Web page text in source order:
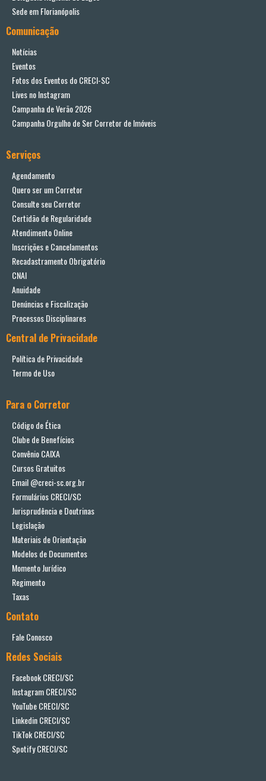
Sede em Florianópolis
Comunicação
Notícias
Eventos
Fotos dos Eventos do CRECI-SC
Lives no Instagram
Campanha de Verão 2026
Campanha Orgulho de Ser Corretor de Imóveis
Serviços
Agendamento
Quero ser um Corretor
Consulte seu Corretor
Certidão de Regularidade
Atendimento Online
Inscrições e Cancelamentos
Recadastramento Obrigatório
CNAI
Anuidade
Denúncias e Fiscalização
Processos Disciplinares
Central de Privacidade
Política de Privacidade
Termo de Uso
Para o Corretor
Código de Ética
Clube de Benefícios
Convênio CAIXA
Cursos Gratuitos
Email @creci-sc.org.br
Formulários CRECI/SC
Jurisprudência e Doutrinas
Legislação
Materiais de Orientação
Modelos de Documentos
Momento Jurídico
Regimento
Taxas
Contato
Fale Conosco
Redes Sociais
Facebook CRECI/SC
Instagram CRECI/SC
YouTube CRECI/SC
Linkedin CRECI/SC
TikTok CRECI/SC
Spotify CRECI/SC